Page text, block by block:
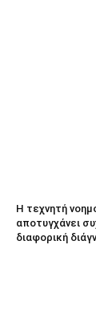
Η τεχνητή
αποτυγχάνει
διαφορική